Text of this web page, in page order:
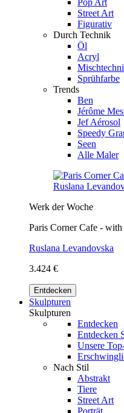
Street Art
Figurativ
Durch Technik
Öl
Acryl
Sprühfarbe
Trends
Ben
Jérôme
Jef Aérosol
Speedy
Seen
Alle Maler
Werk der Woche
Paris Corner Cafe -
Ruslana Levandovska
3.424 €
Entdecken
Skulpturen
Skulpturen
Entdecken
Entdecken
Unsere
Nach Stil
Abstrakt
Tiere
Street Art
Porträt